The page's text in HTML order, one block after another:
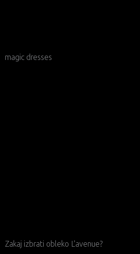
magic dresses
Zakaj izbrati obleko L'avenue?